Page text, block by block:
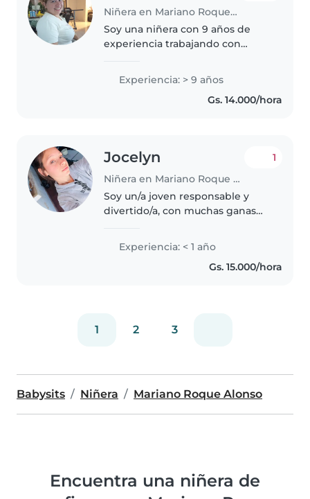
Niñera en Mariano Roque Alonso
Soy una niñera con 9 años de
experiencia trabajando con
preescolares. Soy una persona
responsable, empática y
paciente. Puedo ayudar con el
Experiencia: > 9 años
Gs. 14.000/hora
Jocelyn
Niñera en Mariano Roque Alonso
1
Soy un/a joven responsable y
divertido/a, con muchas ganas
tengo experiencia previa, me
encanta dibujar, leer cuentos y
hacer manualidades con los más
Experiencia: < 1 año
Gs. 15.000/hora
1 2 3
Babysits Niñera Mariano Roque Alonso
Encuentra una niñera de